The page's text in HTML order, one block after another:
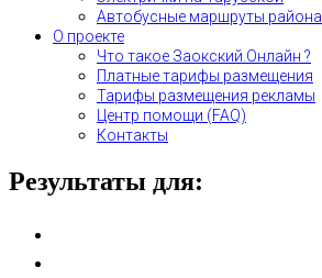
Автобусные маршруты района
О проекте
Что такое Заокский.Онлайн ?
Платные тарифы размещения
Тарифы размещения рекламы
Центр помощи (FAQ)
Контакты
Результаты для: